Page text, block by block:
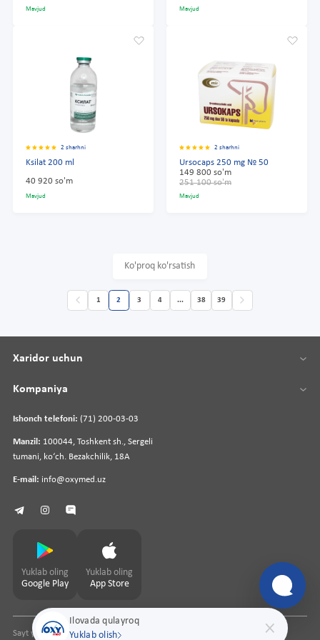
Mavjud Mavjud
2 sharhni
Ksilat 200 ml
40 920 so'm
Mavjud
2 sharhni
Ursocaps 250 mg № 50
149 800 so'm
251 100 so'm
Mavjud
Ko'proq ko'rsatish
1 2 3 4 ... 38 39
Ilovada qulayroq
Yuklab olish
Ishonch telefoni: (71) 200-03-03
Manzil: 100044, Toshkent sh., Sergeli
tumani, koʻch. Bezakchilik, 18A
E-mail: info@oxymed.uz
Xaridor uchun
Kompaniya
Yuklab oling
Google Play
Yuklab oling
App Store
Sayt yaratuvchipharmit.uz